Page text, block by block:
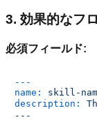
3. 効果的なフ
必須フィールド:
---
name:
skill-
description: